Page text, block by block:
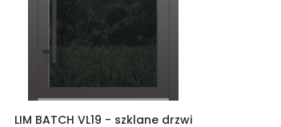
Drzwi Aluminiowe Pivot
Szklane drzwi pivot
Okna aluminiowe
LIM BATCH VL19 - szklane drzwi